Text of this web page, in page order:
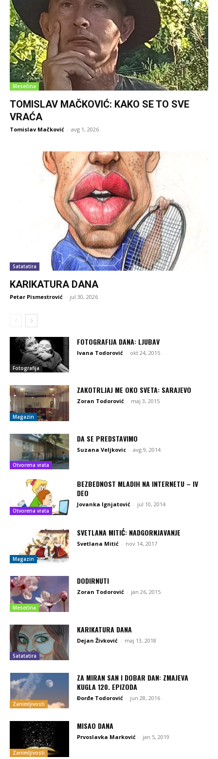
Mesečina
TOMISLAV MAČKOVIĆ: KAKO SE TO SVE
VRAĆA
Tomislav Mačković - avg 1, 2026
Satatatira
KARIKATURA DANA
Petar Pismestrović - jul 30, 2026
Fotografija
FOTOGRAFIJA DANA: LJUBAV
Ivana Todorović - okt 24, 2015
Magazin
ZAKOTRLJAJ ME OKO SVETA: SARAJEVO
Zoran Todorović - maj 3, 2015
Otvorena vrata
DA SE PREDSTAVIMO
Suzana Veljkovic - avg 9, 2014
Otvorena vrata
BEZBEDNOST MLADIH NA INTERNETU – IV
DEO
Jovanka Ignjatović - jul 10, 2014
Magazin
SVETLANA MITIĆ: NADGORNJAVANJE
Svetlana Mitić - nov 14, 2017
Mesečina
DODIRNUTI
Zoran Todorović - jan 26, 2015
Satatatira
KARIKATURA DANA
Dejan Živković - maj 13, 2018
Zanimljivosti
ZA MIRAN SAN I DOBAR DAN: ZMAJEVA
KUGLA 120. EPIZODA
Đorđe Todorović - jun 28, 2016
Zanimljivosti
MISAO DANA
Prvoslavka Marković - jan 5, 2019